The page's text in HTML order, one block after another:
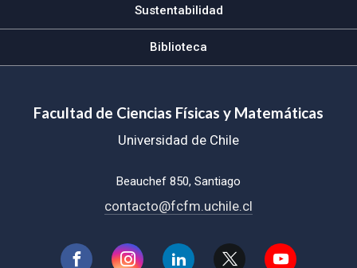
Sustentabilidad
Biblioteca
Facultad de Ciencias Físicas y Matemáticas
Universidad de Chile
Beauchef 850, Santiago
contacto@fcfm.uchile.cl